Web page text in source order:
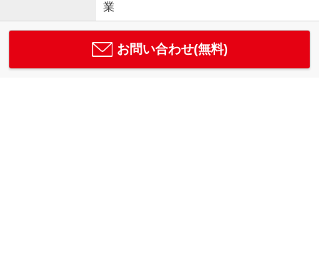
業
お問い合わせ(無料)